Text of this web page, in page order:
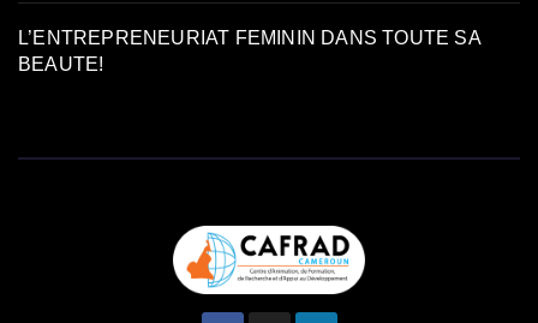
L’ENTREPRENEURIAT FEMININ DANS TOUTE SA
BEAUTE!